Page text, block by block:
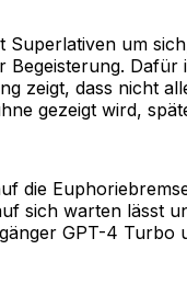
Superlativen um
Dafür
zeigt, dass nicht
gezeigt wird,
die
sich warten lässt
GPT-4 Turbo